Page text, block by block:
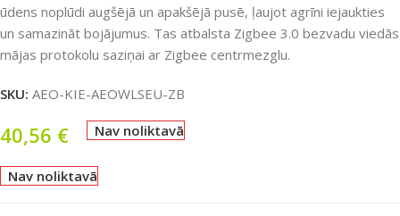
ūdens noplūdi augšējā un apakšējā pusē, ļaujot agrīni iejaukties
un samazināt bojājumus. Tas atbalsta Zigbee 3.0 bezvadu viedās
mājas protokolu saziņai ar Zigbee centrmezglu.
SKU: AEO-KIE-AEOWLSEU-ZB
40,56 € Nav noliktavā
Nav noliktavā